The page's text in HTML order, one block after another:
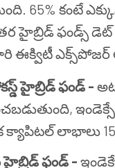
65% కంటే
హైబ్రిడ్ ఫండ్స్
ఈక్విటీ
హైబ్రిడ్ ఫండ్ -
క్యాపిటల్ లాభాలు
ఫండ్ -